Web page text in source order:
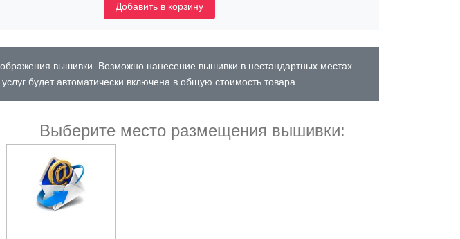
Добавить в корзину
вышивки. Возможно нанесение вышивки в нестандартных местах.
будет автоматически включена в общую стоимость товара.
Выберите место размещения вышивки: